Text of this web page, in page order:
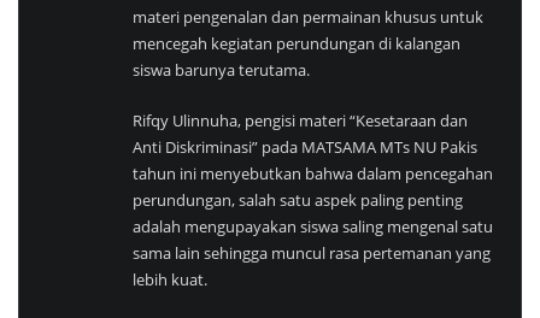
materi pengenalan dan permainan khusus untuk
mencegah kegiatan perundungan di kalangan
siswa barunya terutama.
Rifqy Ulinnuha, pengisi materi “Kesetaraan dan
Anti Diskriminasi” pada MATSAMA MTs NU Pakis
tahun ini menyebutkan bahwa dalam pencegahan
perundungan, salah satu aspek paling penting
adalah mengupayakan siswa saling mengenal satu
sama lain sehingga muncul rasa pertemanan yang
lebih kuat.